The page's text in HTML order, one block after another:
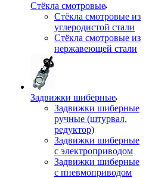
Стёкла смотровые
Стёкла смотровые из
углеродистой стали
Стёкла смотровые из
нержавеющей стали
Задвижки шиберные
Задвижки шиберные
ручные (штурвал,
редуктор)
Задвижки шиберные
с электроприводом
Задвижки шиберные
с пневмоприводом